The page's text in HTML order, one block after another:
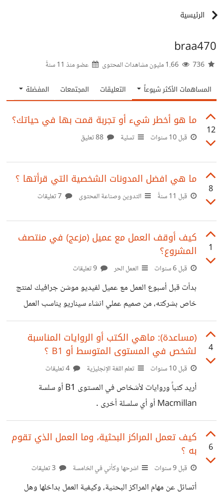
الرئيسية
braa470
عضو منذ 11 سنةً
المساهمات الأكثر شيوعاً التعليقات المجتمعات المفضلة
12
ما هو أخطر شيء أو تجربة قمت بها في حياتك؟
قبل 10 سنوات تسلية
8
ما هي افضل المدونات الشخصية التي قرأتها ؟
قبل 11 سنةً التدوين وصناعة المحتوى
1
كيف أوقف العمل مع عميل (مزعج) في منتصف
المشروع؟
قبل 6 سنوات العمل الحر
بدأت قبل أسبوع العمل مع عميل لفيديو موشن جرافيك لمنتج
خاص بشركته، من صميم عملي انشاء سيناريو يناسب العمل
للمشروع، تفاجأت بأن العميل لم يعجبه الأمر وطلب مني التعديل
على المشاهد، قمت بتعديل نصف العمل وأرسلته مرة أخرى،
والآن لديه المزيد من التعديلات تصل إلى أن تكون نصف العمل.
أسبابي للتوقف هي أنه مزعج وأتوقع أن يكون هناك المزيد من
التعديلات وضياع الوقت، وهناك فرصة جيدة أخرى تنتظرني
تأخرت عليها كثيرًا. سؤالي الآن هو، كيف أتوقف عن العمل معه
4
(مساعدة): ماهي الكتب أو الروايات المناسبة
لشخص في المستوى المتوسط أو B1 ؟
قبل 10 سنوات تعلم اللغة الإنجليزية
أريد كتباً وروايات لأشخاص في المستوى B1 أو سلسة
Macmillan أو أي سلسلة أخرى .
6
كيف تعمل المراكز البحثية، وما العمل الذي تقوم
به ؟
قبل 9 سنوات اشرحها وكأني في الخامسة
أتسائل عن مهام المراكز البحثية، وكيفية العمل بداخلها وهل